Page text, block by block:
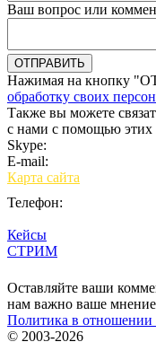
Ваш вопрос или
Нажимая на кнопку
обработку своих
Также вы можете
с нами с помощью этих
Skype:
E-mail:
Карта сайта
Телефон:
Кейсы
СТРИМ
Оставляйте ваши
нам важно ваше
Политика в
© 2003-2026